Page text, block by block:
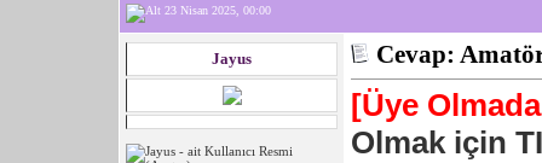
23 Nisan 2025, 00:00
Jayus Cevap:
[Üye
Olmak için